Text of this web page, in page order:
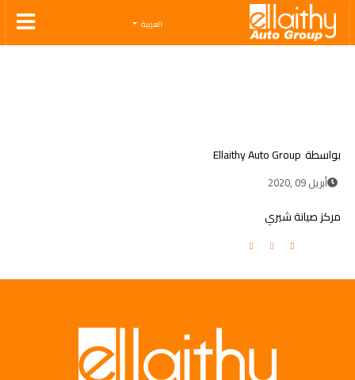
Ellaithy Auto Group
العربية
بواسطة Ellaithy Auto Group
أبريل 09 ,2020
مركز صيانة شيري